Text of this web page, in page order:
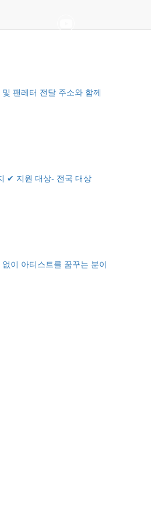
팬레터 전달 주소와 함께
✔ 지원 대상- 전국 대상
이 아티스트를 꿈꾸는 분이